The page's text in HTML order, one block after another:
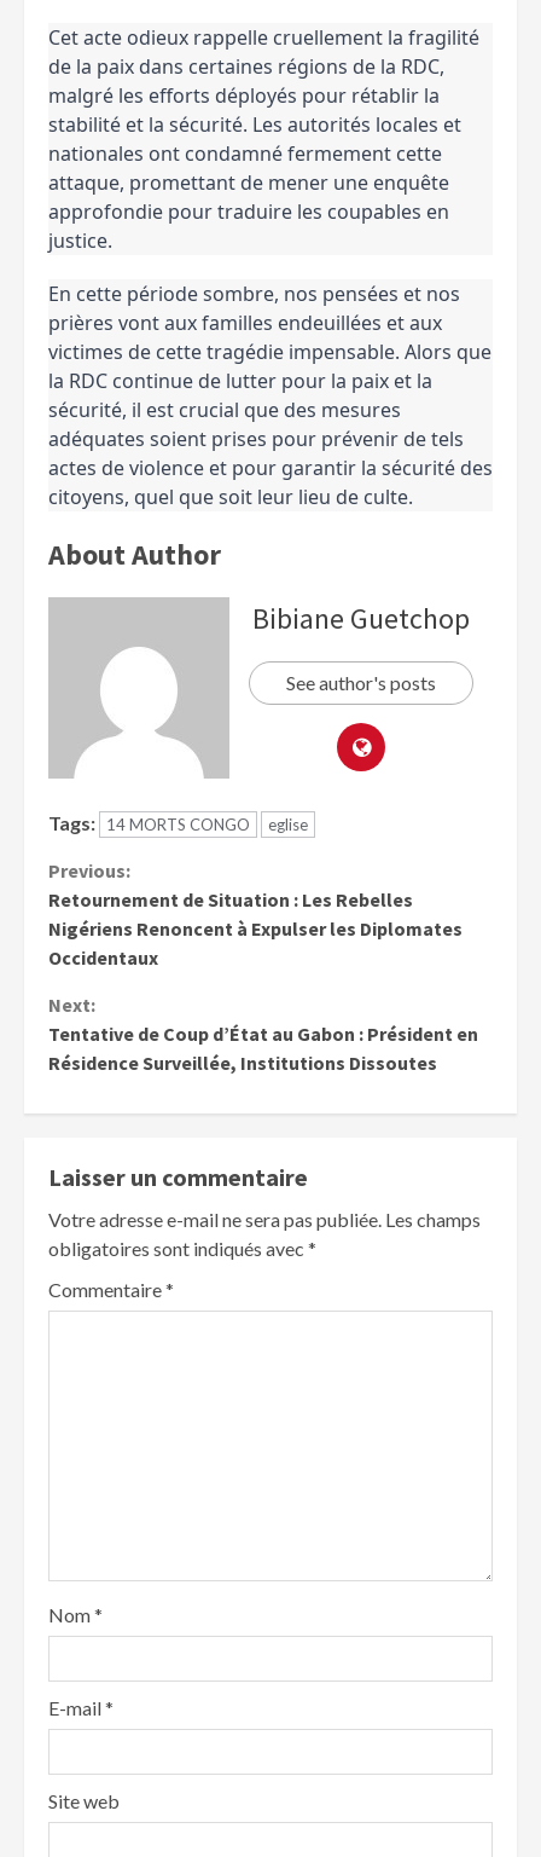
Cet acte odieux rappelle cruellement la fragilité
de la paix dans certaines régions de la RDC,
malgré les efforts déployés pour rétablir la
stabilité et la sécurité. Les autorités locales et
nationales ont condamné fermement cette
attaque, promettant de mener une enquête
approfondie pour traduire les coupables en
justice.
En cette période sombre, nos pensées et nos
prières vont aux familles endeuillées et aux
victimes de cette tragédie impensable. Alors que
la RDC continue de lutter pour la paix et la
sécurité, il est crucial que des mesures
adéquates soient prises pour prévenir de tels
actes de violence et pour garantir la sécurité des
citoyens, quel que soit leur lieu de culte.
About Author
Bibiane Guetchop
See author's posts
Tags: 14 MORTS CONGO eglise
Previous:
Retournement de Situation : Les Rebelles
Nigériens Renoncent à Expulser les Diplomates
Occidentaux
Next:
Tentative de Coup d’État au Gabon : Président en
Résidence Surveillée, Institutions Dissoutes
Laisser un commentaire
Votre adresse e-mail ne sera pas publiée. Les champs
obligatoires sont indiqués avec *
Commentaire*
Nom*
E-mail*
Site web